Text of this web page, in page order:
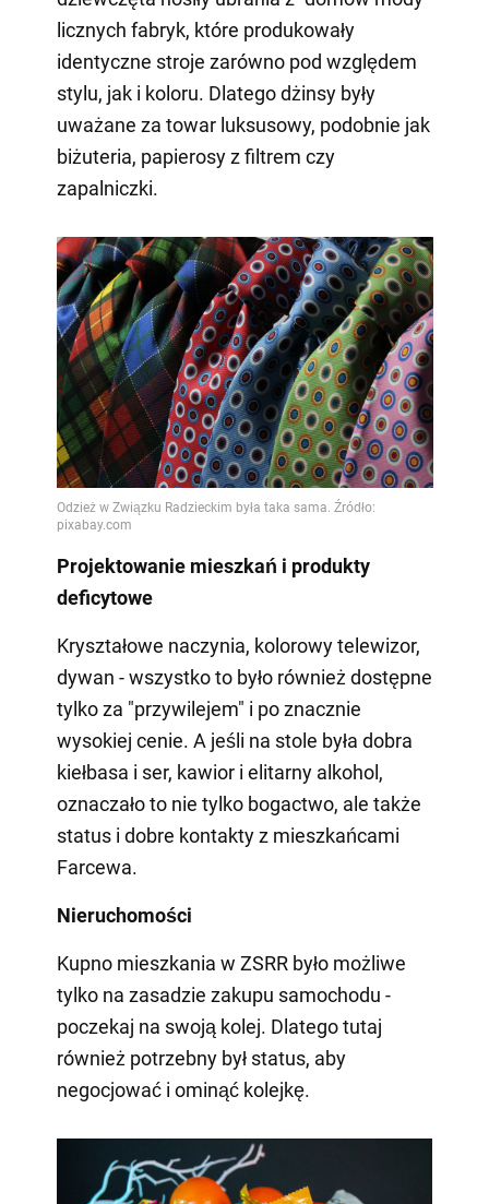
licznych fabryk, które produkowały
identyczne stroje zarówno pod względem
stylu, jak i koloru. Dlatego dżinsy były
uważane za towar luksusowy, podobnie jak
biżuteria, papierosy z filtrem czy
zapalniczki.
Projektowanie mieszkań i produkty
deficytowe
Kryształowe naczynia, kolorowy telewizor,
dywan - wszystko to było również dostępne
tylko za "przywilejem" i po znacznie
wysokiej cenie. A jeśli na stole była dobra
kiełbasa i ser, kawior i elitarny alkohol,
oznaczało to nie tylko bogactwo, ale także
status i dobre kontakty z mieszkańcami
Farcewa.
Nieruchomości
Kupno mieszkania w ZSRR było możliwe
tylko na zasadzie zakupu samochodu -
poczekaj na swoją kolej. Dlatego tutaj
również potrzebny był status, aby
negocjować i ominąć kolejkę.